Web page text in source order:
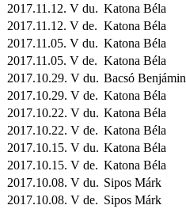
2017.11.12. V du. Katona Béla
2017.11.12. V de. Katona Béla
2017.11.05. V du. Katona Béla
2017.11.05. V de. Katona Béla
2017.10.29. V du. Bacsó Benjámin
2017.10.29. V de. Katona Béla
2017.10.22. V du. Katona Béla
2017.10.22. V de. Katona Béla
2017.10.15. V du. Katona Béla
2017.10.15. V de. Katona Béla
2017.10.08. V du. Sipos Márk
2017.10.08. V de. Sipos Márk